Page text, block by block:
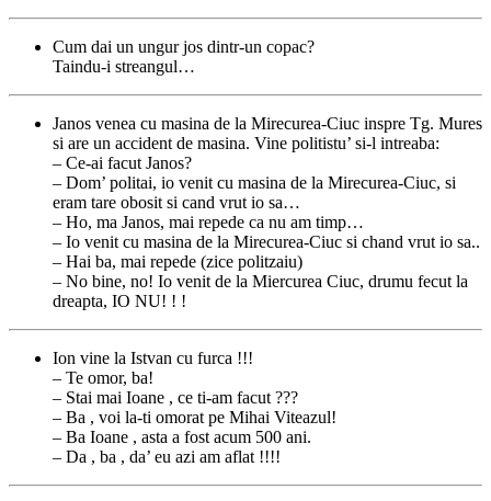
Cum dai un ungur jos dintr-un copac?
Taindu-i streangul…
Janos venea cu masina de la Mirecurea-Ciuc inspre Tg. Mures
si are un accident de masina. Vine politistu’ si-l intreaba:
– Ce-ai facut Janos?
– Dom’ politai, io venit cu masina de la Mirecurea-Ciuc, si
eram tare obosit si cand vrut io sa…
– Ho, ma Janos, mai repede ca nu am timp…
– Io venit cu masina de la Mirecurea-Ciuc si chand vrut io sa..
– Hai ba, mai repede (zice politzaiu)
– No bine, no! Io venit de la Miercurea Ciuc, drumu fecut la
dreapta, IO NU! ! !
Ion vine la Istvan cu furca !!!
– Te omor, ba!
– Stai mai Ioane , ce ti-am facut ???
– Ba , voi la-ti omorat pe Mihai Viteazul!
– Ba Ioane , asta a fost acum 500 ani.
– Da , ba , da’ eu azi am aflat !!!!